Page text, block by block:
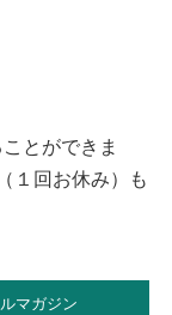
とができま
１回お休み）も
マガジン